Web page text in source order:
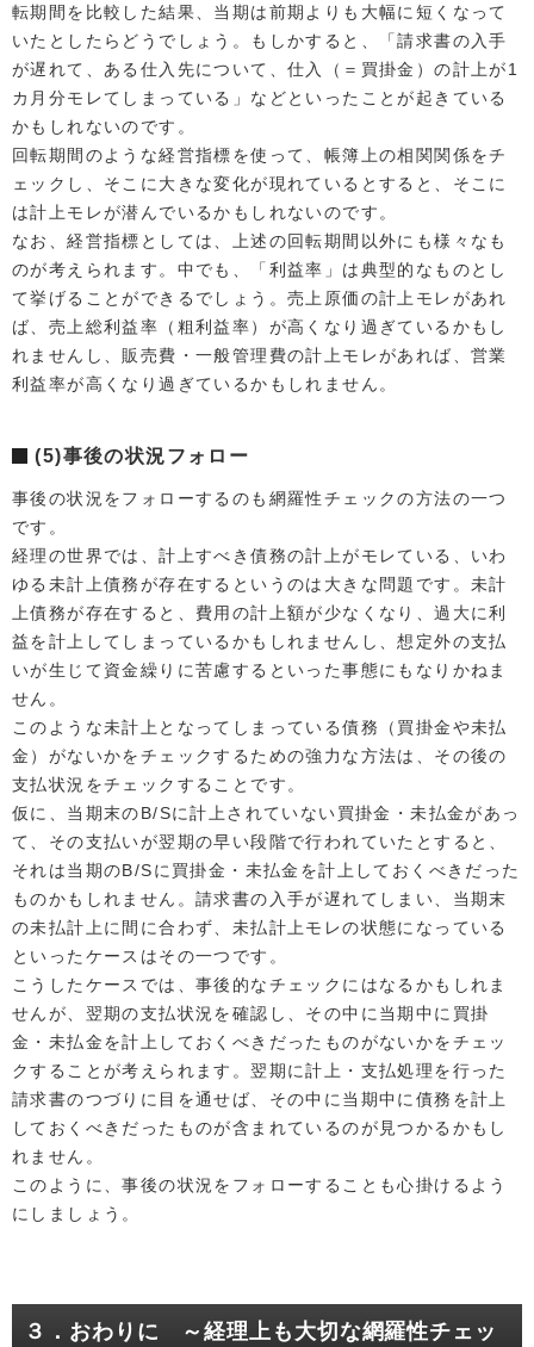
転期間を比較した結果、当期は前期よりも大幅に短くなって
いたとしたらどうでしょう。もしかすると、「請求書の入手
が遅れて、ある仕入先について、仕入（＝買掛金）の計上が1
カ月分モレてしまっている」などといったことが起きている
かもしれないのです。
回転期間のような経営指標を使って、帳簿上の相関関係をチ
ェックし、そこに大きな変化が現れているとすると、そこに
は計上モレが潜んでいるかもしれないのです。
なお、経営指標としては、上述の回転期間以外にも様々なも
のが考えられます。中でも、「利益率」は典型的なものとし
て挙げることができるでしょう。売上原価の計上モレがあれ
ば、売上総利益率（粗利益率）が高くなり過ぎているかもし
れませんし、販売費・一般管理費の計上モレがあれば、営業
利益率が高くなり過ぎているかもしれません。
(5)事後の状況フォロー
事後の状況をフォローするのも網羅性チェックの方法の一つ
です。
経理の世界では、計上すべき債務の計上がモレている、いわ
ゆる未計上債務が存在するというのは大きな問題です。未計
上債務が存在すると、費用の計上額が少なくなり、過大に利
益を計上してしまっているかもしれませんし、想定外の支払
いが生じて資金繰りに苦慮するといった事態にもなりかねま
せん。
このような未計上となってしまっている債務（買掛金や未払
金）がないかをチェックするための強力な方法は、その後の
支払状況をチェックすることです。
仮に、当期末のB/Sに計上されていない買掛金・未払金があっ
て、その支払いが翌期の早い段階で行われていたとすると、
それは当期のB/Sに買掛金・未払金を計上しておくべきだった
ものかもしれません。請求書の入手が遅れてしまい、当期末
の未払計上に間に合わず、未払計上モレの状態になっている
といったケースはその一つです。
こうしたケースでは、事後的なチェックにはなるかもしれま
せんが、翌期の支払状況を確認し、その中に当期中に買掛
金・未払金を計上しておくべきだったものがないかをチェッ
クすることが考えられます。翌期に計上・支払処理を行った
請求書のつづりに目を通せば、その中に当期中に債務を計上
しておくべきだったものが含まれているのが見つかるかもし
れません。
このように、事後の状況をフォローすることも心掛けるよう
にしましょう。
３．おわりに ～経理上も大切な網羅性チェッ